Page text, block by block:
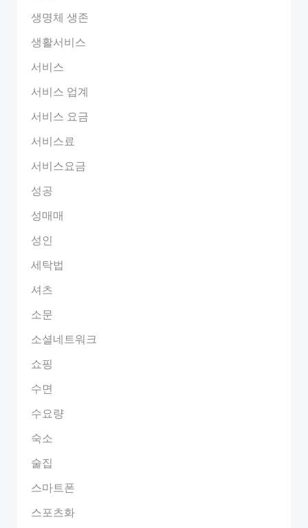
생명체 생존
생활서비스
서비스
서비스 업계
서비스 요금
서비스료
서비스요금
성공
성매매
성인
세탁법
셔츠
소문
소셜네트워크
쇼핑
수면
수요량
숙소
술집
스마트폰
스포츠화